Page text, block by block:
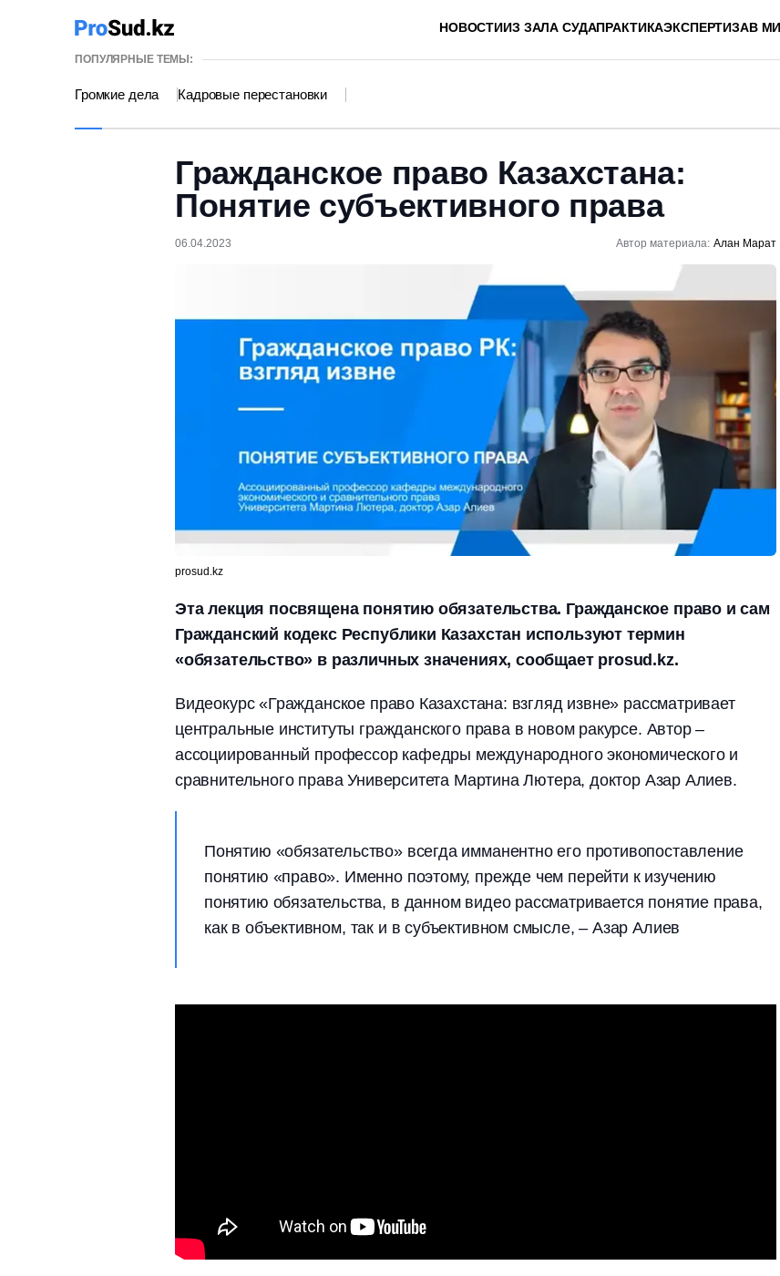
НОВОСТИИЗ ЗАЛА СУДАПРАКТИКАЭКСПЕРТИЗАВ
ПОПУЛЯРНЫЕ ТЕМЫ:
Громкие дела Кадровые перестановки
Гражданское право Казахстана:
Понятие субъективного права
06.04.2023 Автор материала: Алан Марат
prosud.kz
Эта лекция посвящена понятию обязательства. Гражданское право и сам
Гражданский кодекс Республики Казахстан используют термин
«обязательство» в различных значениях, сообщает prosud.kz.
Видеокурс «Гражданское право Казахстана: взгляд извне» рассматривает
центральные институты гражданского права в новом ракурсе. Автор –
ассоциированный профессор кафедры международного экономического и
сравнительного права Университета Мартина Лютера, доктор Азар Алиев.
Понятию «обязательство» всегда имманентно его противопоставление
понятию «право». Именно поэтому, прежде чем перейти к изучению
понятию обязательства, в данном видео рассматривается понятие права,
как в объективном, так и в субъективном смысле, – Азар Алиев